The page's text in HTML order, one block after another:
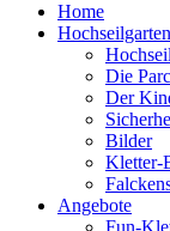
Home
Hochseilgarten
Die
Der
Bilder
Kletter-
Angebote
Fun-